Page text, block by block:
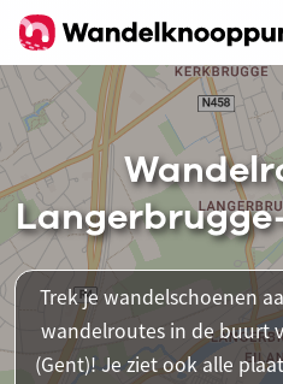
Trek je wandelschoenen
wandelroutes in de buurt
(Gent)! Je ziet ook alle